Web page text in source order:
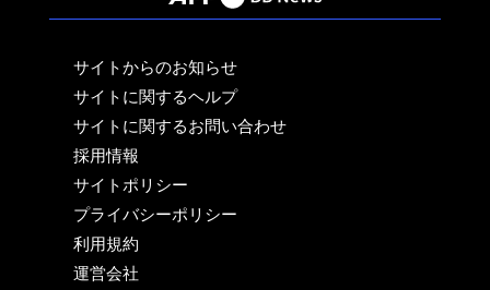
サイトからのお知らせ
サイトに関するヘルプ
サイトに関するお問い合わせ
採用情報
サイトポリシー
プライバシーポリシー
利用規約
運営会社